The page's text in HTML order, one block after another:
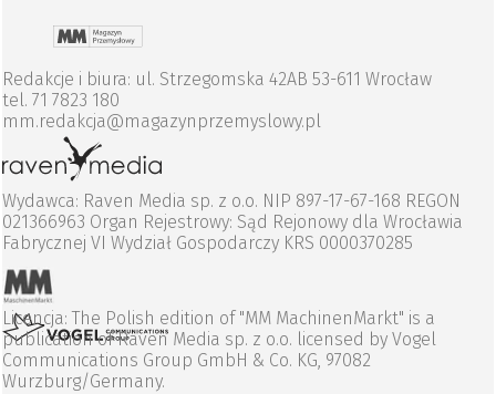
Redakcje i biura: ul. Strzegomska 42AB 53-611 Wrocław
tel. 71 7823 180
mm.redakcja@magazynprzemyslowy.pl
Wydawca: Raven Media sp. z o.o. NIP 897-17-67-168 REGON
021366963 Organ Rejestrowy: Sąd Rejonowy dla Wrocławia
Fabrycznej VI Wydział Gospodarczy KRS 0000370285
Licencja: The Polish edition of "MM MachinenMarkt" is a
publication of Raven Media sp. z o.o. licensed by Vogel
Communications Group GmbH & Co. KG, 97082
Wurzburg/Germany.